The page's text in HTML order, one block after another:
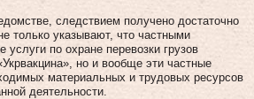
следствием получено достаточно
только указывают, что частными
услуги по охране перевозки грузов
но и вообще эти частные
материальных и трудовых ресурсов
деятельности.